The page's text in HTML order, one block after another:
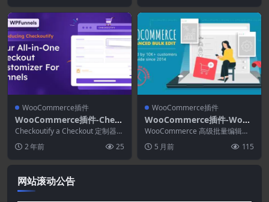
WooCommerce插件
WooCommerce插件-Check
outify 1.0.10–WooComme
rce Funnels 结帐定制器
Checkoutify a Checkout 定制器可
让您选择和自定义字段以及您...
2 年前 25
WooCommerce插件
WooCommerce插件-WooC
ommerce Advanced Bulk
Edit 6.1.2.2
WooCommerce 高级批量编辑可
以 在您的 WooCommerce 商店
中...5 月前 115
网站滚动公告